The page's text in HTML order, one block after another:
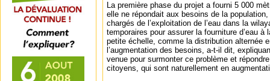
La première phase du projet a fourni 5 000
elle ne répondait aux besoins de la
chargés de l’exploitation de l’eau dans la
temporaires pour assurer la fourniture d’eau à
petite échelle, comme la distribution alternée
l’augmentation des besoins, a-t-il dit,
venue pour surmonter ce problème et
citoyens, qui sont naturellement en